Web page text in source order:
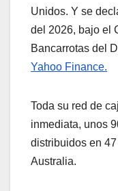
Unidos. Y se
del 2026, bajo el
Bancarrotas del
Yahoo Finance.
Toda su red de
inmediata, unos
distribuidos en
Australia.